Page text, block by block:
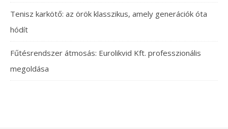
Tenisz karkötő: az örök klasszikus, amely generációk óta
hódít
Fűtésrendszer átmosás: Eurolikvid Kft. professzionális
megoldása